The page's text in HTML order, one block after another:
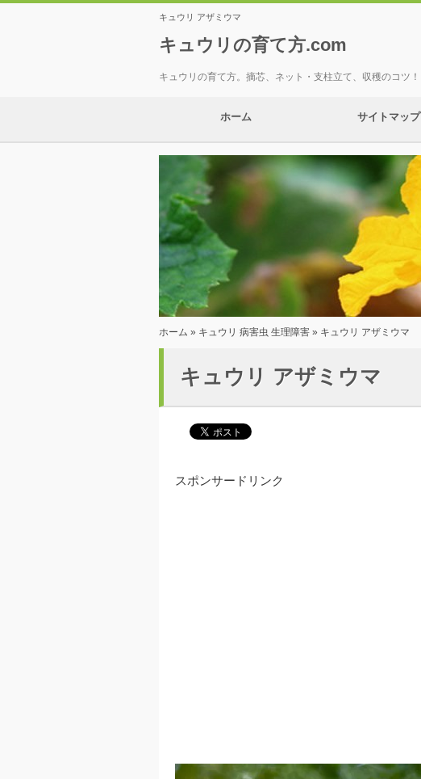
キュウリ アザミウマ
キュウリの育て方.com
キュウリの育て方。摘芯、ネット・支柱立て、収穫のコツ！
ホーム サイトマップ
ホーム » キュウリ 病害虫 生理障害 » キュウリ アザミウマ
キュウリ アザミウマ
スポンサードリンク